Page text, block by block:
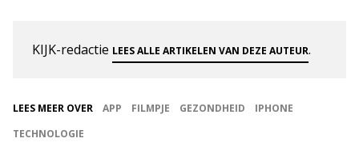
KIJK-redactie LEES ALLE ARTIKELEN VAN DEZE AUTEUR.
LEES MEER OVER APP FILMPJE GEZONDHEID
IPHONE
TECHNOLOGIE